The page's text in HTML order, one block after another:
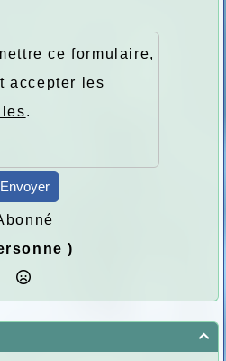
ce formulaire,
accepter les
.
Envoyer
)
